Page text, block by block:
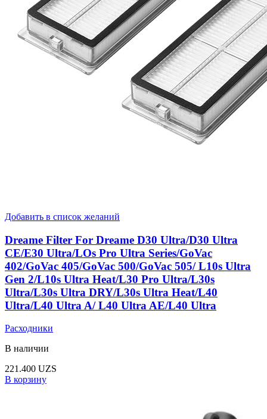
Добавить в список желаний
Dreame Filter For Dreame D30 Ultra/D30 Ultra
CE/E30 Ultra/LOs Pro Ultra Series/GoVac
402/GoVac 405/GoVac 500/GoVac 505/ L10s Ultra
Gen 2/L10s Ultra Heat/L30 Pro Ultra/L30s
Ultra/L30s Ultra DRY/L30s Ultra Heat/L40
Ultra/L40 Ultra A/ L40 Ultra AE/L40 Ultra
Расходники
В наличии
221.400 UZS
В корзину